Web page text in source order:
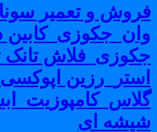
و تعمیر سونا
تانک
ای